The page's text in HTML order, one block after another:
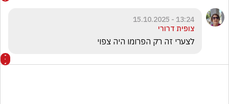
13:24 - 15.10.2025
צופית דרורי
לצערי זה רק הפרומו היה צפוי